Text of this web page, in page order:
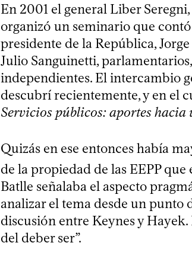
En 2001 el general Liber
organizó un seminario que
presidente de la República,
Julio Sanguinetti,
independientes. El intercambio
descubrí recientemente, y en el
Servicios públicos: aportes
Quizás en ese entonces había
de la propiedad de las EEPP
Batlle señalaba el aspecto
analizar el tema desde un punto
discusión entre Keynes y Hayek.
del deber ser”.